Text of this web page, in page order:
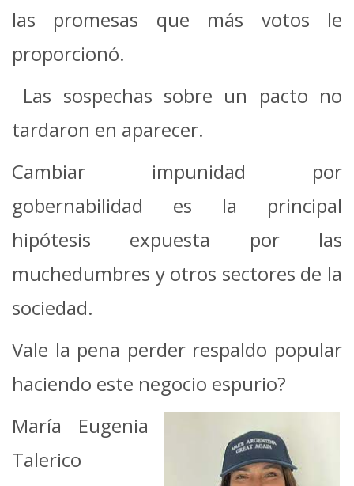
las promesas que más votos le
proporcionó.
Las sospechas sobre un pacto no
tardaron en aparecer.
Cambiar impunidad por
gobernabilidad es la principal
hipótesis expuesta por las
muchedumbres y otros sectores de la
sociedad.
Vale la pena perder respaldo popular
haciendo este negocio espurio?
María Eugenia
Talerico